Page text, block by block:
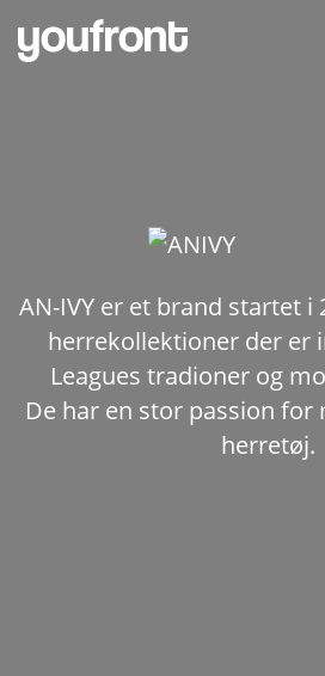
AN-IVY er et brand startet i
herrekollektioner der er
Leagues tradioner og
De har en stor passion for
herretøj.